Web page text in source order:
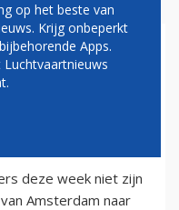
KLM
deze week niet zijn
Amsterdam naar
op het beste van
Krijg onbeperkt
Apps.